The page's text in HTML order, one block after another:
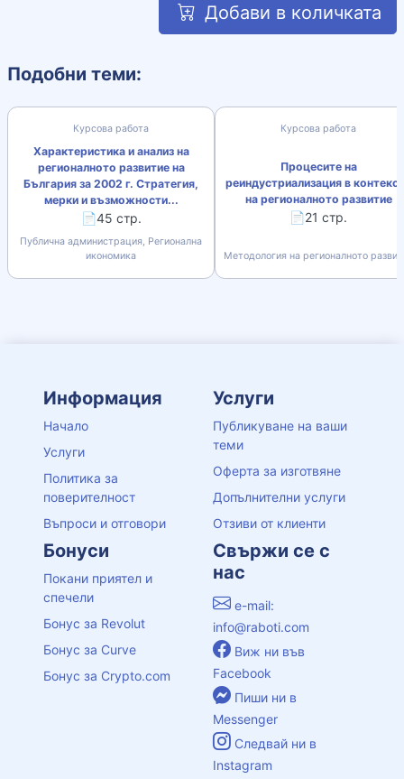
Добави в количката
Подобни теми:
Курсова работа
Характеристика и анализ на
регионалното развитие на
България за 2002 г. Стратегия,
мерки и възможности...
📄45 стр.
Публична администрация, Регионална
икономика
Курсова работа
Процесите на
реиндустриализация в
на регионалното развитие
📄21 стр.
Методология на регионалното
Информация
Начало
Услуги
Политика за
поверителност
Въпроси и отговори
Услуги
Публикуване на ваши
теми
Оферта за изготвяне
Допълнителни услуги
Отзиви от клиенти
Бонуси
Покани приятел и
спечели
Бонус за Revolut
Бонус за Curve
Бонус за Crypto.com
Свържи се с
нас
e-mail:
info@raboti.com
Виж ни във
Facebook
Пиши ни в
Messenger
Следвай ни в
Instagram